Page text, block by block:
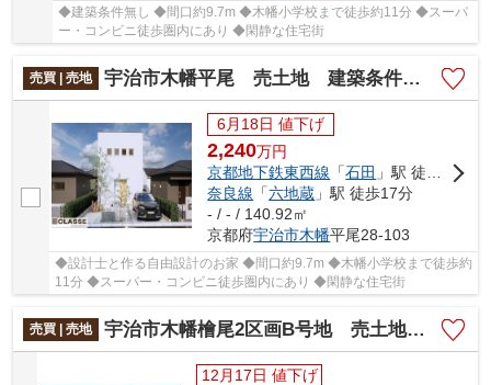
◆建築条件無し ◆間口約9.7m ◆木幡小学校まで徒歩約11分 ◆スーパ
ー・コンビニ徒歩圏内にあり ◆閑静な住宅街
売買 | 売地 宇治市木幡平尾 売土地 建築条件付き
6月18日 値下げ
2,240万円
京都地下鉄東西線 「石田 」駅 徒歩13分
奈良線 「六地蔵 」駅 徒歩17分
- / - / 140.92㎡
京都府宇治市木幡平尾28-103
◆設計士と作る自由設計のお家 ◆間口約9.7m ◆木幡小学校まで徒歩約
11分 ◆スーパー・コンビニ徒歩圏内にあり ◆閑静な住宅街
売買 | 売地 宇治市木幡檜尾2区画B号地 売土地 建築条件付き
12月17日 値下げ